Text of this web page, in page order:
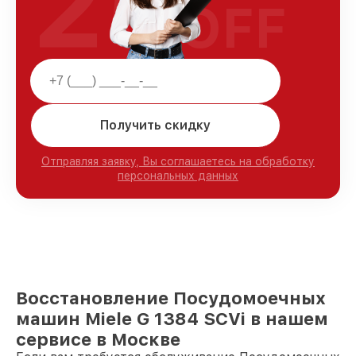
Получить скидку
Отправляя заявку, Вы соглашаетесь на обработку
персональных данных
OFF
Восстановление Посудомоечных
машин Miele G 1384 SCVi в нашем
сервисе в Москве